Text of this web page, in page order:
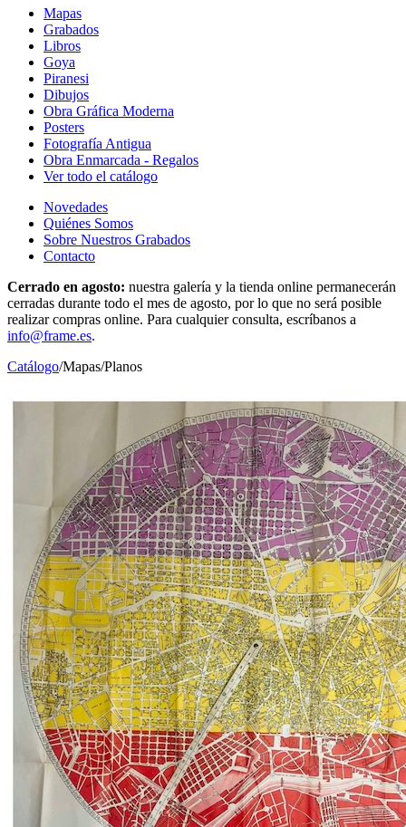
Mapas
Grabados
Libros
Goya
Piranesi
Dibujos
Obra Gráfica Moderna
Posters
Fotografía Antigua
Obra Enmarcada - Regalos
Ver todo el catálogo
Novedades
Quiénes Somos
Sobre Nuestros Grabados
Contacto
Cerrado en agosto: nuestra galería y la tienda online permanecerán
cerradas durante todo el mes de agosto, por lo que no será posible
realizar compras online. Para cualquier consulta, escríbanos a
info@frame.es.
Catálogo/Mapas/Planos